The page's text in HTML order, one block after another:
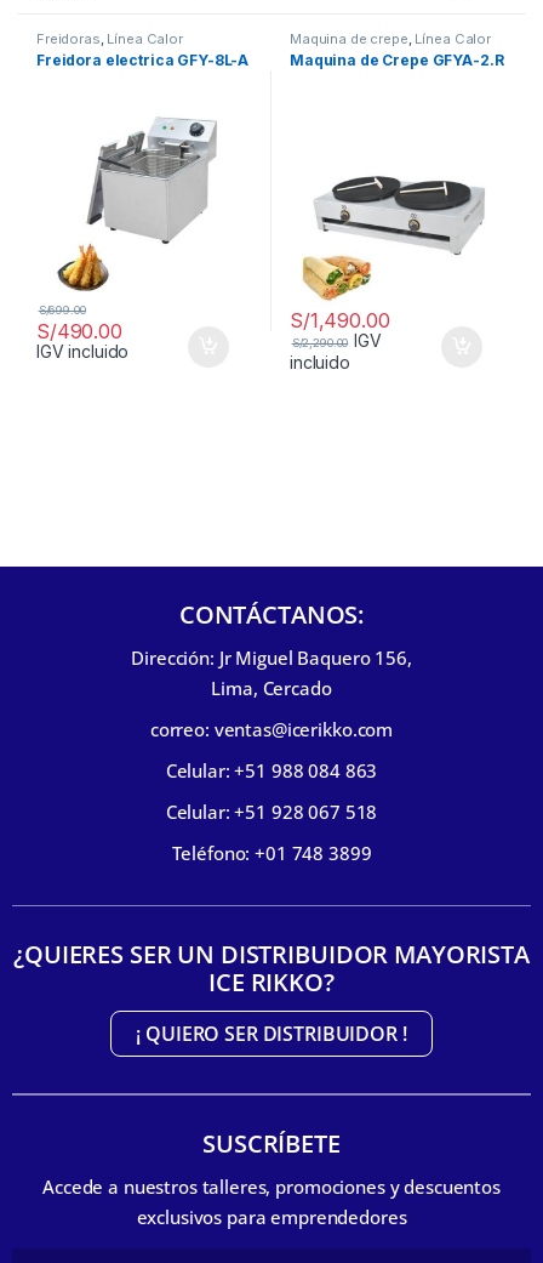
Freidoras Línea Calor
Freidora electrica GFY-8L-A
S/490.00
S/699.00
IGV incluido
Maquina de crepe Línea Calor
Maquina de Crepe GFYA-2.R
S/1,490.00
S/2,290.00 IGV
incluido
CONTÁCTANOS:
Dirección: Jr Miguel Baquero 156,
Lima, Cercado
correo: ventas@icerikko.com
Celular: +51 988 084 863
Celular: +51 928 067 518
Teléfono: +01 748 3899
¿QUIERES SER UN DISTRIBUIDOR MAYORISTA
ICE RIKKO?
¡ QUIERO SER DISTRIBUIDOR !
SUSCRÍBETE
Accede a nuestros talleres, promociones y descuentos
exclusivos para emprendedores